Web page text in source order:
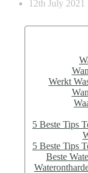
12th July 2021
Werkt
5 Beste Tips
5 Beste Tips
Beste